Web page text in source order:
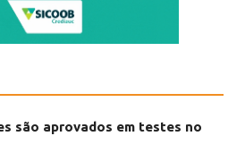
são aprovados em testes no